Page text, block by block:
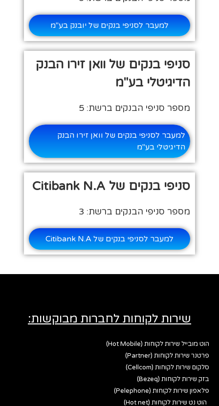
למעבר לסניפי בנקים של יובנק בע"מ
סניפי בנקים של וואן זירו הבנק
הדיגיטלי בע"מ
מספר סניפי הבנקים ברשת: 5
למעבר לסניפי בנקים של וואן זירו הבנק
הדיגיטלי בע"מ
סניפי בנקים של Citibank N.A
מספר סניפי הבנקים ברשת: 3
למעבר לסניפי בנקים של Citibank N.A
שירות לקוחות לחברות מבוקשות:
הוט מובייל שירות לקוחות (Hot Mobile)
פרטנר שירות לקוחות (Partner)
סלקום שירות לקוחות (Cellcom)
בזק שירות לקוחות (Bezeq)
פלאפון שירות לקוחות (Pelephone)
הוט נט שירות לקוחות (Hot net)